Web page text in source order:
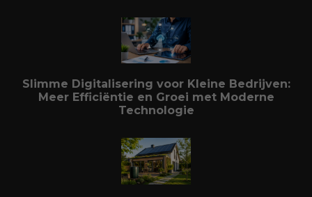
Slimme Digitalisering voor Kleine Bedrijven:
Meer Efficiëntie en Groei met Moderne
Technologie